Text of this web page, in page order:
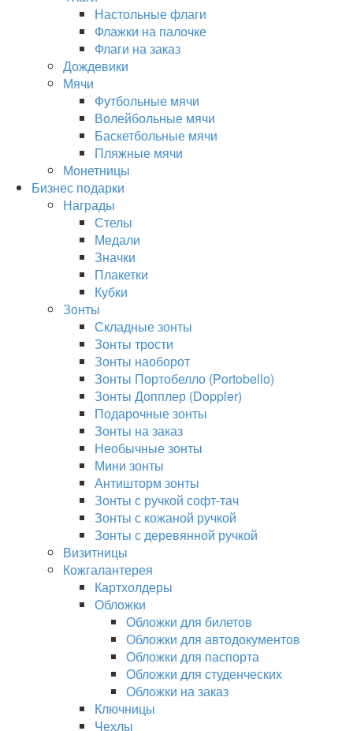
Настольные флаги
Флажки на палочке
Флаги на заказ
Дождевики
Мячи
Футбольные мячи
Волейбольные мячи
Баскетбольные мячи
Пляжные мячи
Монетницы
Бизнес подарки
Награды
Стелы
Медали
Значки
Плакетки
Кубки
Зонты
Складные зонты
Зонты трости
Зонты наоборот
Зонты Портобелло (Portobello)
Зонты Допплер (Doppler)
Подарочные зонты
Зонты на заказ
Необычные зонты
Мини зонты
Антишторм зонты
Зонты с ручкой софт-тач
Зонты с кожаной ручкой
Зонты с деревянной ручкой
Визитницы
Кожгалантерея
Картхолдеры
Обложки
Обложки для билетов
Обложки для автодокументов
Обложки для паспорта
Обложки для студенческих
Обложки на заказ
Ключницы
Чехлы